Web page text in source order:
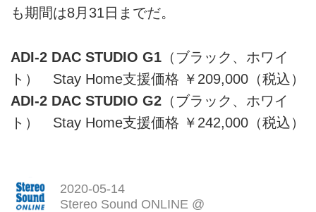
も期間は8月31日までだ。
ADI-2 DAC STUDIO G1 （ブラック、ホワイ
ト） Stay Home支援価格 ￥209,000（税込）
ADI-2 DAC STUDIO G2 （ブラック、ホワイ
ト） Stay Home支援価格 ￥242,000（税込）
2020-05-14
Stereo Sound ONLINE @